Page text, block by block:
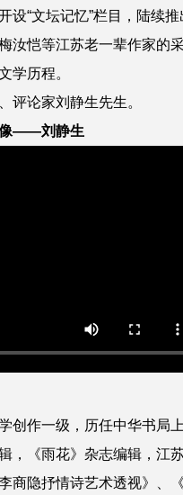
设“文坛记忆”栏目，陆续推
汝恺等江苏老一辈作家的
学历程。
论家刘静生先生。
像——刘静生
创作一级，历任中华书局
，《雨花》杂志编辑，江
商隐抒情诗艺术透视》、